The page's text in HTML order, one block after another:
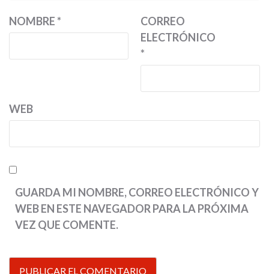
NOMBRE*
CORREO
ELECTRÓNICO
*
WEB
GUARDA MI NOMBRE, CORREO ELECTRÓNICO Y
WEB EN ESTE NAVEGADOR PARA LA PRÓXIMA
VEZ QUE COMENTE.